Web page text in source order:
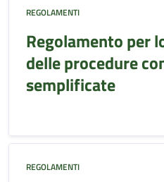
REGOLAMENTI
Regolamento per
delle procedure
semplificate
REGOLAMENTI